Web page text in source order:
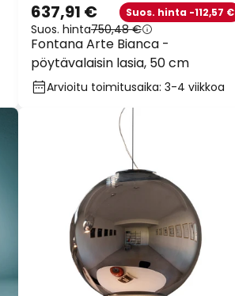
Fontana Arte Bianca -
pöytävalaisin lasia, 50 cm
637,91 € Suos. hinta -112,57 €
Suos. hinta750,48 €
Arvioitu toimitusaika: 3-4 viikkoa